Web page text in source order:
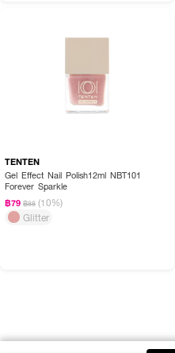
TENTEN
Gel Effect Nail Polish12ml NBT101
Forever Sparkle
฿79 ฿88 (10%)
Glitter